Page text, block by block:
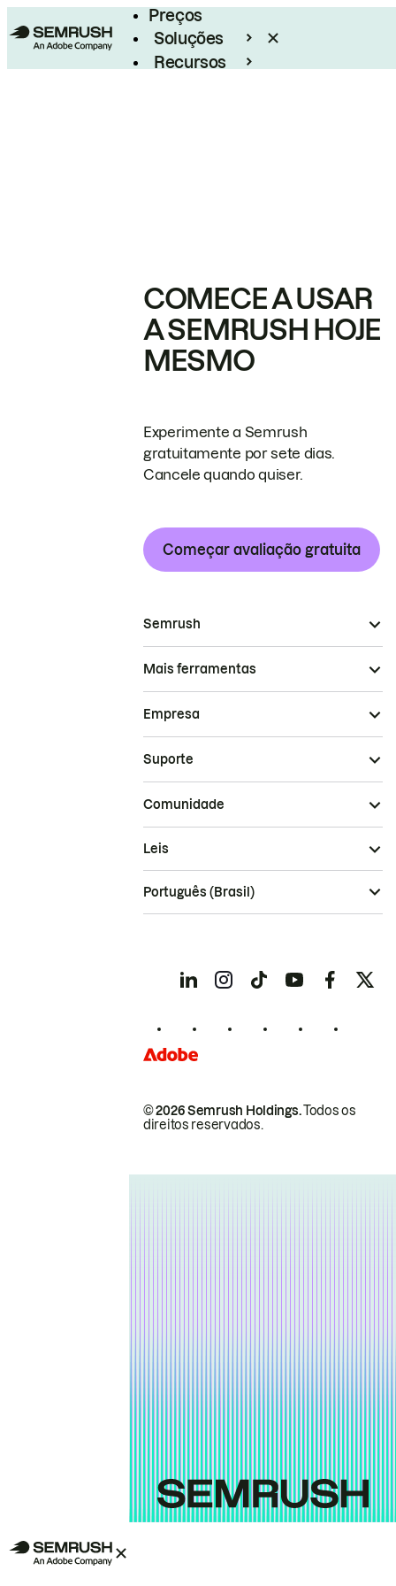
Preços
Soluções
Recursos
COMECE A USAR
A SEMRUSH HOJE
MESMO
Experimente a Semrush
gratuitamente por sete dias.
Cancele quando quiser.
Começar avaliação gratuita
Semrush
Mais ferramentas
Empresa
Suporte
Comunidade
© 2026 Semrush Holdings.Todos os
direitos reservados.
Leis
Português (Brasil)